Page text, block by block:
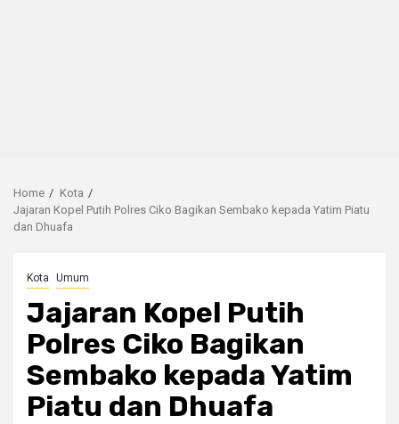
Home
Kota
Jajaran Kopel Putih Polres Ciko Bagikan Sembako kepada Yatim Piatu
dan Dhuafa
Kota Umum
Jajaran Kopel Putih
Polres Ciko Bagikan
Sembako kepada Yatim
Piatu dan Dhuafa